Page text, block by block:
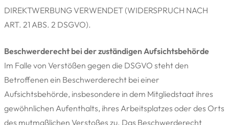
DIREKTWERBUNG VERWENDET (WIDERSPRUCH NACH
ART. 21 ABS. 2 DSGVO).
Beschwerde­recht bei der zuständigen Aufsichts­behörde
Im Falle von Verstößen gegen die DSGVO steht den
Betroffenen ein Beschwerderecht bei einer
Aufsichtsbehörde, insbesondere in dem Mitgliedstaat ihres
gewöhnlichen Aufenthalts, ihres Arbeitsplatzes oder des Orts
des mutmaßlichen Verstoßes zu. Das Beschwerderecht